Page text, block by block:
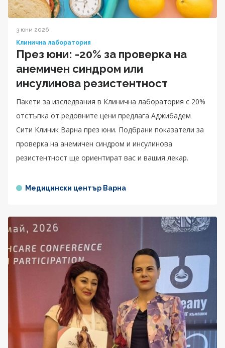
3 юни 2026
Клинична лаборатория
През юни: -20% за проверка на
анемичен синдром или
инсулинова резистентност
Пакети за изследвания в Клинична лаборатория с 20%
отстъпка от редовните цени предлага Аджибадем
Сити Клиник Варна през юни. Подбрани показатели за
проверка на анемичен синдром и инсулинова
резистентност ще ориентират вас и вашия лекар.
Медицински център Варна